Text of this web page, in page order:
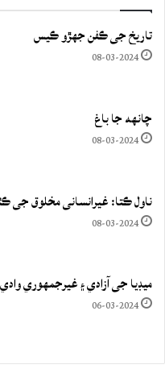
تاريخ جي ڪفن جھڙو ڪيس
08-03-2024
چانهه جا باغ
08-03-2024
ناول ڪتا: غيرانساني مخلوق جي
08-03-2024
ميڊيا جي آزادي ۽ غيرجمھوري وادي
06-03-2024